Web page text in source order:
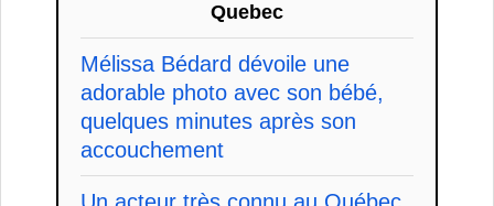
Quebec
Mélissa Bédard dévoile une
adorable photo avec son bébé,
quelques minutes après son
accouchement